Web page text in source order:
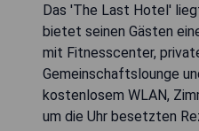
Das 'The Last Hotel'
bietet seinen Gästen
mit Fitnesscenter,
Gemeinschaftslounge
kostenlosem WLAN,
um die Uhr besetzten